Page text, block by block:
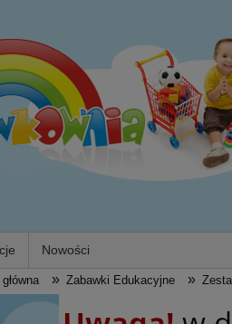
Nowości
» Zabawki Edukacyjne »